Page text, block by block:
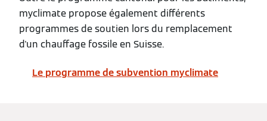
myclimate propose également différents
programmes de soutien lors du remplacement
d'un chauffage fossile en Suisse.
Le programme de subvention myclimate